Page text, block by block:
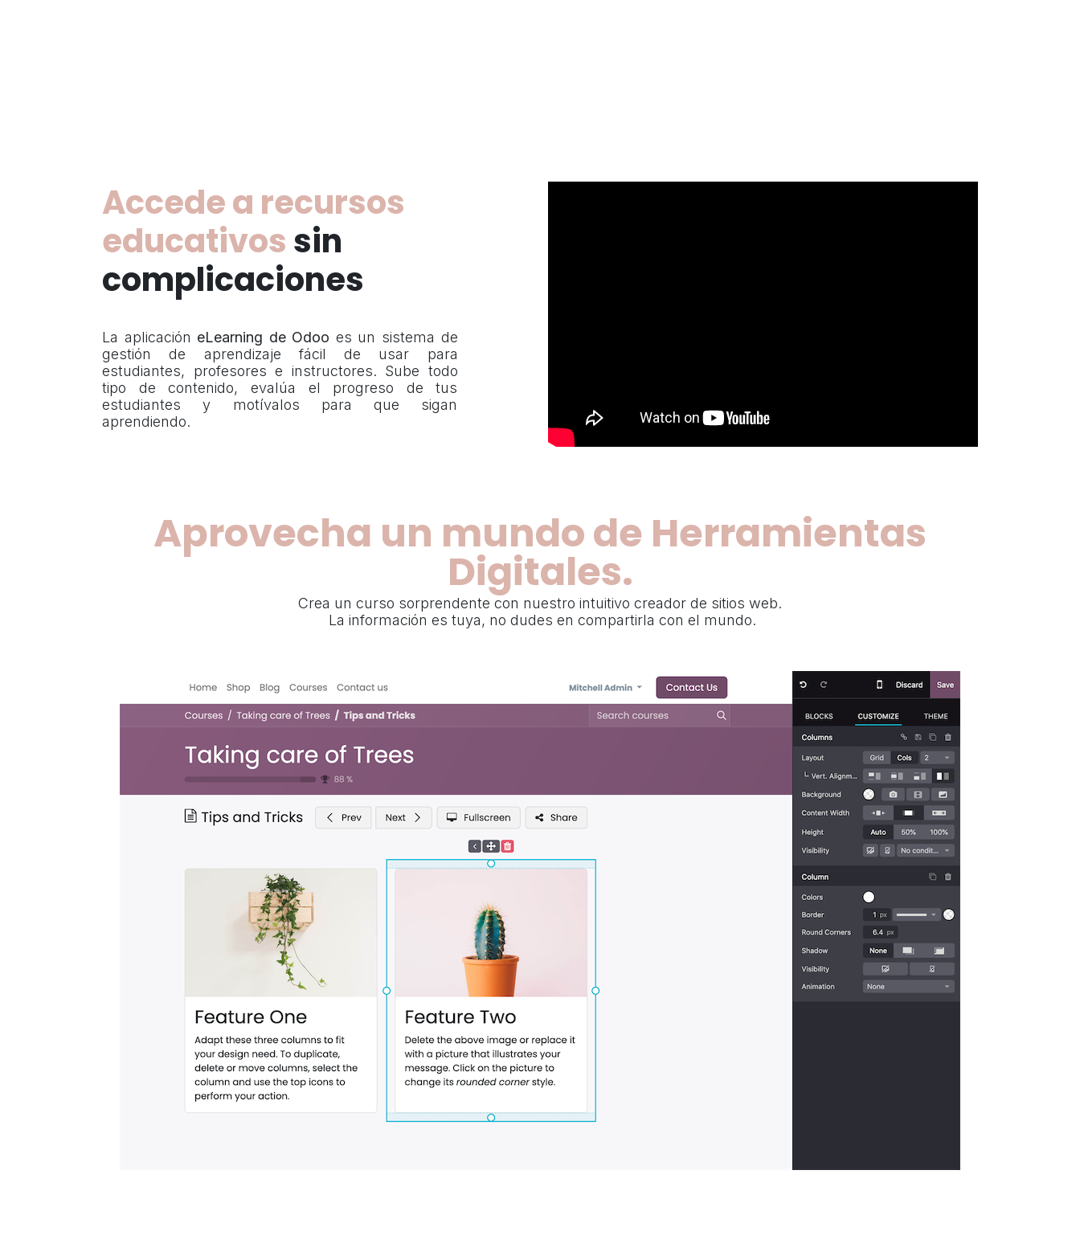
Accede a recursos
educativossin
complicaciones
La aplicación eLearning de Odoo es un sistema de
gestión de aprendizaje fácil de usar para
estudiantes, profesores e instructores. Sube todo
tipo de contenido, evalúa el progreso de tus
estudiantes y motívalos para que sigan
aprendiendo.
Aprovecha un mundo de Herramientas
Digitales.
Crea un curso sorprendente con nuestro intuitivo creador de sitios web.
La información es tuya, no dudes en compartirla con el mundo.